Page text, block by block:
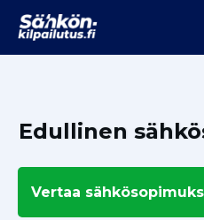
Edullinen
Vertaa